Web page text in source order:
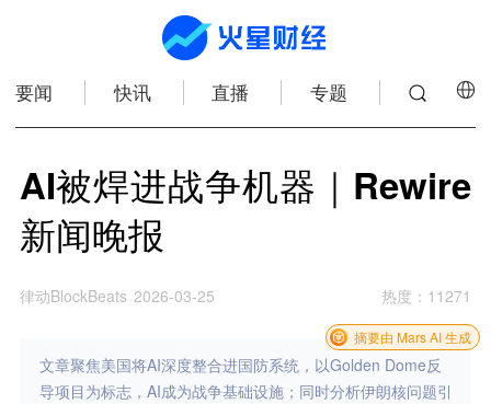
要闻 快讯 直播 专题
AI被焊进战争机器｜Rewire
新闻晚报
律动BlockBeats 2026-03-25 热度 ： 11271
文章聚焦美国将AI深度整合进国防系统，以Golden Dome反
导项目为标志，AI成为战争基础设施；同时分析伊朗核问题引
摘要由 Mars AI 生成